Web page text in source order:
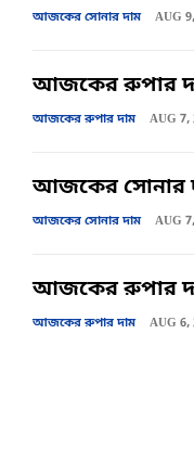
আজকের সোনার দাম AUG
আজকের রুপার
আজকের রুপার দাম AUG 7,
আজকের সোনার
আজকের সোনার দাম AUG
আজকের রুপার
আজকের রুপার দাম AUG 6,